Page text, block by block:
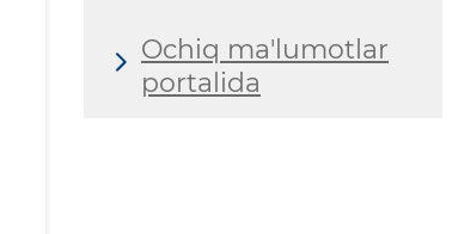
Ochiq ma'lumotlar
portalida